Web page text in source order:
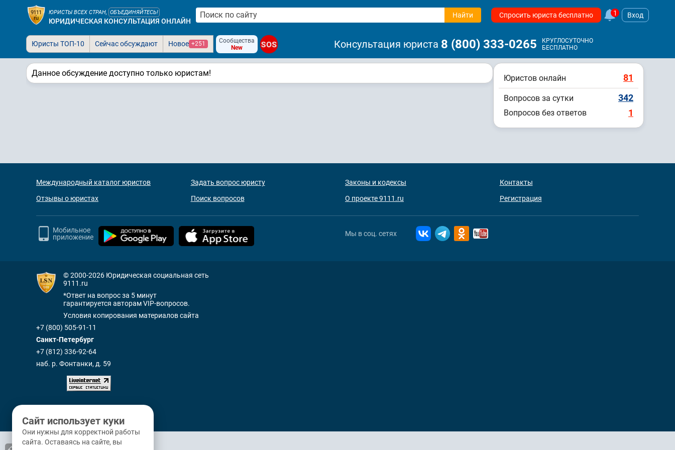
ЮРИСТЫ ВСЕХ СТРАН, ОБЪЕДИНЯЙТЕСЬ!
ЮРИДИЧЕСКАЯ КОНСУЛЬТАЦИЯ ОНЛАЙН
Найти Спросить юриста бесплатно 1 Вход
Юристы ТОП-10 Сейчас обсуждают Новое +251
Сообщества
New
SOS Консультация юриста 8 (800) 333-0265
КРУГЛОСУТОЧНО
БЕСПЛАТНО
Данное обсуждение доступно только юристам!
Юристов онлайн 81
Вопросов за сутки 342
Вопросов без ответов 1
Международный каталог юристов
Отзывы о юристах
Задать вопрос юристу
Поиск вопросов
Законы и кодексы
О проекте 9111.ru
Контакты
Регистрация
Мобильное
приложение
Мы в соц. сетях
© 2000-2026 Юридическая социальная сеть
9111.ru
*Ответ на вопрос за 5 минут
гарантируется авторам VIP-вопросов.
Условия копирования материалов сайта
+7 (800) 505-91-11
Санкт-Петербург
+7 (812) 336-92-64
наб. р. Фонтанки, д. 59
Сайт использует куки
Они нужны для корректной работы
сайта. Оставаясь на сайте, вы